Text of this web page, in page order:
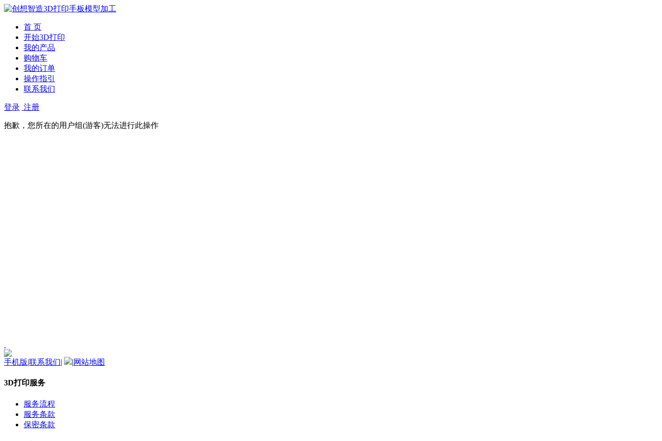
首 页
开始3D打印
我的产品
购物车
我的订单
操作指引
联系我们
登录 注册
抱歉，您所在的用户组(游客)无法进行此操作
手机版|联系我们| |网站地图
3D打印服务
服务流程
服务条款
保密条款